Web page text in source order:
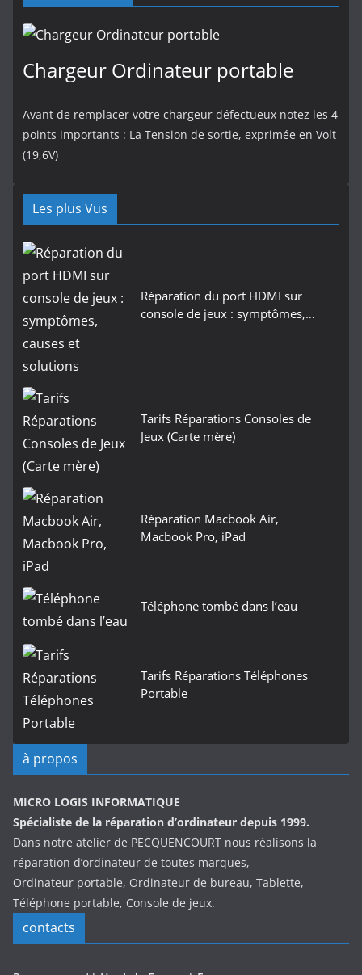
Chargeur Ordinateur portable
Avant de remplacer votre chargeur défectueux notez les 4
points importants : La Tension de sortie, exprimée en Volt
(19,6V)
Les plus Vus
Réparation du port HDMI sur
console de jeux : symptômes,…
Tarifs Réparations Consoles de
Jeux (Carte mère)
Réparation Macbook Air,
Macbook Pro, iPad
Téléphone tombé dans l’eau
Tarifs Réparations Téléphones
Portable
à propos
MICRO LOGIS INFORMATIQUE
Spécialiste de la réparation d’ordinateur depuis 1999.
Dans notre atelier de PECQUENCOURT nous réalisons la
réparation d’ordinateur de toutes marques,
Ordinateur portable, Ordinateur de bureau, Tablette,
Téléphone portable, Console de jeux.
contacts